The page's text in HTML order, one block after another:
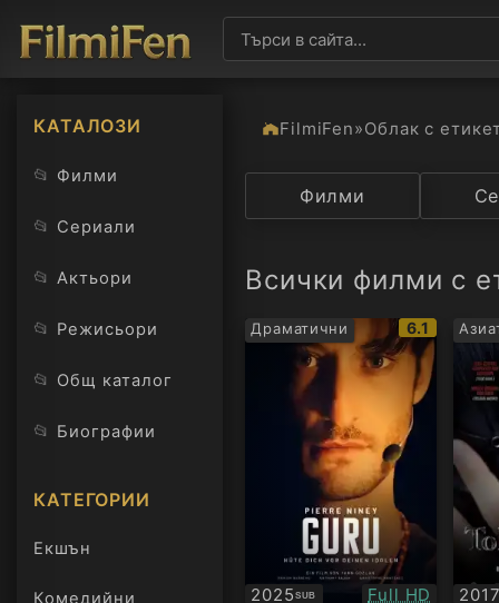
КАТАЛОЗИ
📂 Филми
📂 Сериали
📂 Актьори
📂 Режисьори
📂 Общ каталог
📂 Биографии
КАТЕГОРИИ
Екшън
Комедийни
FilmiFen»Облак с
Категория
Филми
Всички филми с
Драматични
IMDb
рейтинг:
6.1
2025SUB Качество:
Full HD 2017